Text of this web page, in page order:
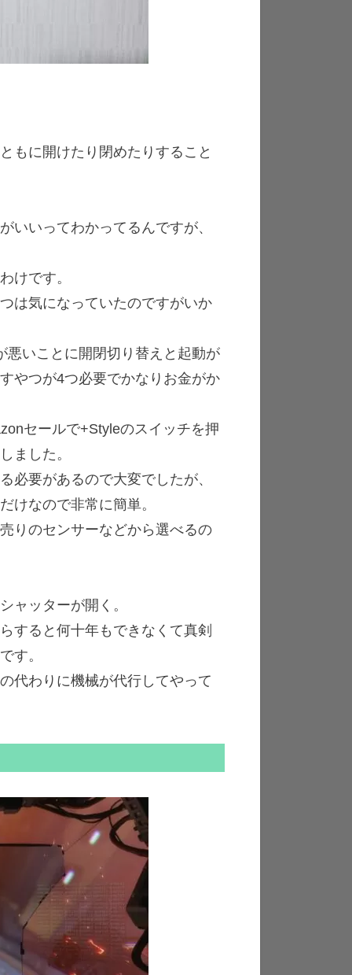
もに開けたり閉めたりすること
いいってわかってるんですが、
けです。
は気になっていたのですがいか
悪いことに開閉切り替えと起動が
やつが4つ必要でかなりお金がか
セールで+Styleのスイッチを押
ました。
必要があるので大変でしたが、
けなので非常に簡単。
りのセンサーなどから選べるの
ャッターが開く。
すると何十年もできなくて真剣
す。
代わりに機械が代行してやって